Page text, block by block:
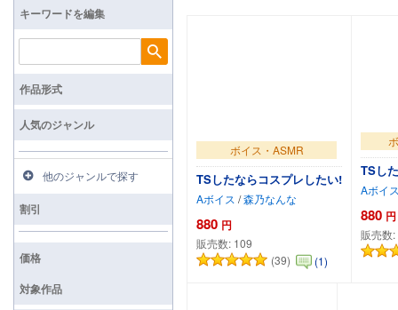
ボイス・ASMR
TSしたならコスプレしたい!
Aボイス /森乃なんな
880 円
販売数: 109
(39)
(1)
カートに追加
TSし
Aボイ
880 円
販売数:
キーワードを編集
検索
作品形式
人気のジャンル
他のジャンルで探す
割引
価格
対象作品